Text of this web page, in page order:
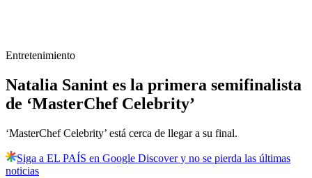
Entretenimiento
Natalia Sanint es la primera semifinalista
de ‘MasterChef Celebrity’
‘MasterChef Celebrity’ está cerca de llegar a su final.
Siga a EL PAÍS en Google Discover y no se pierda las últimas
noticias